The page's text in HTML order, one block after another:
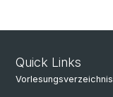
Quick Links
Vorlesungsverzeichnis